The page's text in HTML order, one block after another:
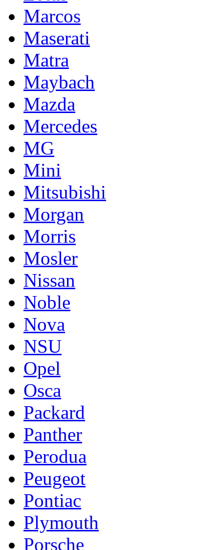
Marcos
Maserati
Matra
Maybach
Mazda
Mercedes
MG
Mini
Mitsubishi
Morgan
Morris
Mosler
Nissan
Noble
Nova
NSU
Opel
Osca
Packard
Panther
Perodua
Peugeot
Pontiac
Plymouth
Porsche